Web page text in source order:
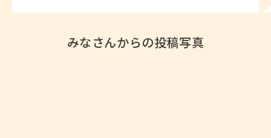
○ 人物の写った写真は、事前に承諾を得るなど肖像権の侵害
みなさんからの投稿写真